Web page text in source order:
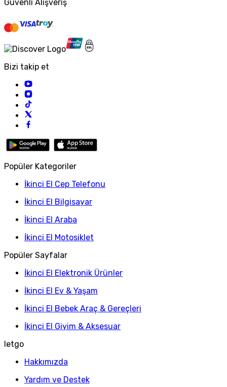
Güvenli Alışveriş
Bizi takip et
Popüler Kategoriler
İkinci El Cep Telefonu
İkinci El Bilgisayar
İkinci El Araba
İkinci El Motosiklet
Popüler Sayfalar
İkinci El Elektronik Ürünler
İkinci El Ev & Yaşam
İkinci El Bebek Araç & Gereçleri
İkinci El Giyim & Aksesuar
letgo
Hakkımızda
Yardım ve Destek